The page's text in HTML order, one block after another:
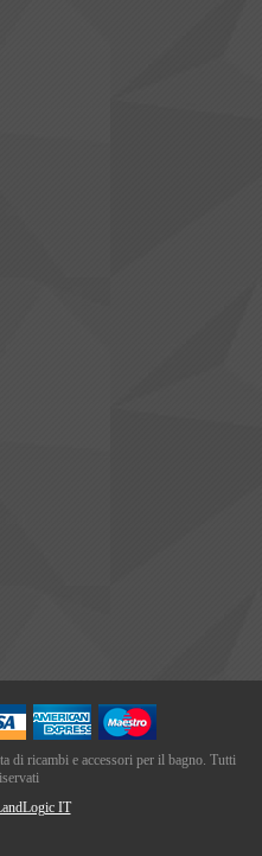
di ricambi e accessori per il bagno. Tutti
IT